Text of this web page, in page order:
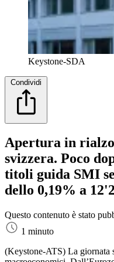
Keystone-SDA
Condividi
Apertura in
svizzera. Poco
titoli guida SMI
dello 0,19% a
Questo contenuto è stato
1 minuto
(Keystone-ATS) La giornata